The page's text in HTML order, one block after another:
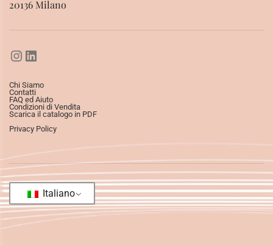
20136 Milano
Chi Siamo
Contatti
FAQ ed Aiuto
Condizioni di Vendita
Scarica il catalogo in PDF
Privacy Policy
Italiano